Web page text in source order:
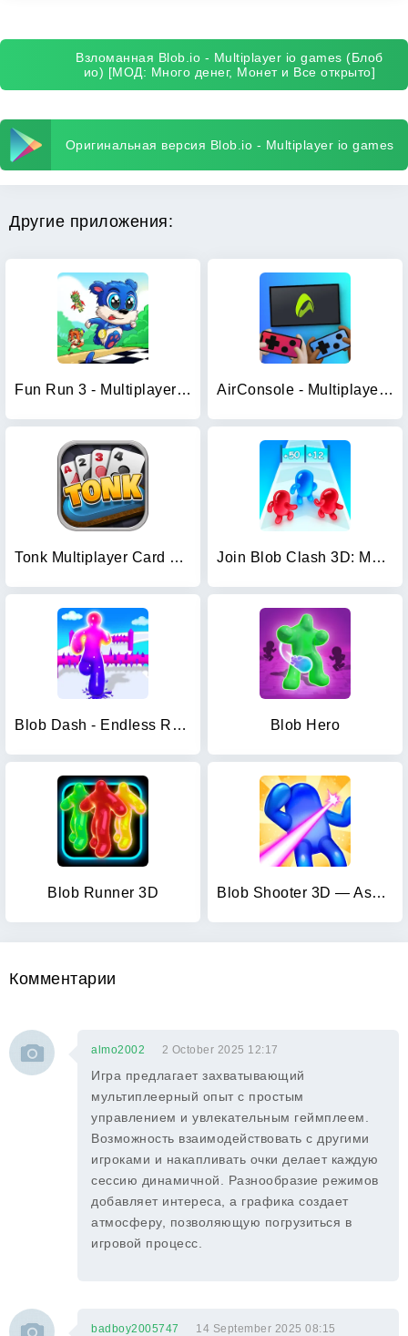
Взломанная Blob.io - Multiplayer io games (Блоб
ио) [МОД: Много денег, Монет и Все открыто]
Оригинальная версия Blob.io - Multiplayer io games
Другие приложения:
Fun Run 3 - Multiplayer Games AirConsole - Multiplayer Games
Tonk Multiplayer Card Game Join Blob Clash 3D: Mob Runner
Blob Dash - Endless Runner Blob Hero
Blob Runner 3D Blob Shooter 3D — Assassin Hit
Комментарии
almo2002 2 October 2025 12:17
Игра предлагает захватывающий
мультиплеерный опыт с простым
управлением и увлекательным геймплеем.
Возможность взаимодействовать с другими
игроками и накапливать очки делает каждую
сессию динамичной. Разнообразие режимов
добавляет интереса, а графика создает
атмосферу, позволяющую погрузиться в
игровой процесс.
badboy2005747 14 September 2025 08:15